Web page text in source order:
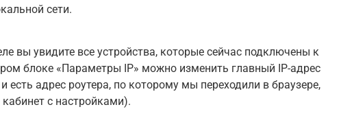
сети.
вы увидите все устройства, которые сейчас подключены к
блоке «Параметры IP» можно изменить главный IP-адрес
есть адрес роутера, по которому мы переходили в браузере,
с настройками).